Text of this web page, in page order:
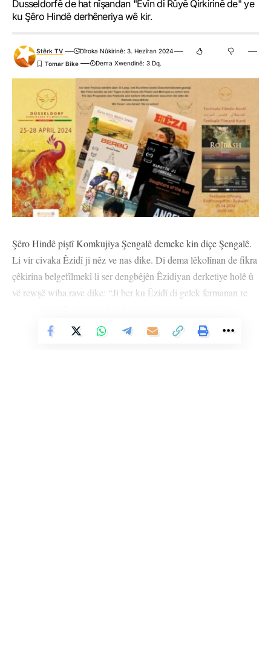
Dusseldorfê de hat nîşandan "Evîn di Rûyê Qirkirinê de" ye
ku Şêro Hindê derhêneriya wê kir.
Stêrk TV
Dîroka Nûkirinê: 3. Hezîran 2024
Dema Xwendinê: 3 Dq.
Şêro Hindê piştî Komkujiya Şengalê demeke kin diçe Şengalê.
Li vir civaka Êzidî ji nêz ve nas dike. Di dema lêkolînan de fikra
çêkirina belgefîlmekî li ser dengbêjên Êzidiyan derketiye holê û
vê rewşê wiha rave dike: “Ji ber ku Êzidî di gelek fermanan re
Di belgefîlma 52 deqeyî de taybetmendiyên çanda dengbêjiyê ya
Vê Nûçeyê Bixwîne